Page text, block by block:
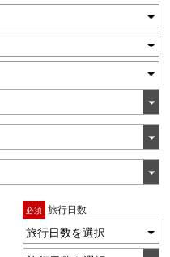
必須 旅行日数
旅行日数を選択